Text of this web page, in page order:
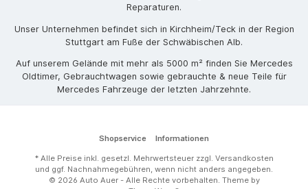
Reparaturen.
Unser Unternehmen befindet sich in Kirchheim/Teck in der Region
Stuttgart am Fuße der Schwäbischen Alb.
Auf unserem Gelände mit mehr als 5000 m² finden Sie Mercedes
Oldtimer, Gebrauchtwagen sowie gebrauchte & neue Teile für
Mercedes Fahrzeuge der letzten Jahrzehnte.
Shopservice Informationen
* Alle Preise inkl. gesetzl. Mehrwertsteuer zzgl. Versandkosten
und ggf. Nachnahmegebühren, wenn nicht anders angegeben.
© 2026 Auto Auer - Alle Rechte vorbehalten. Theme by